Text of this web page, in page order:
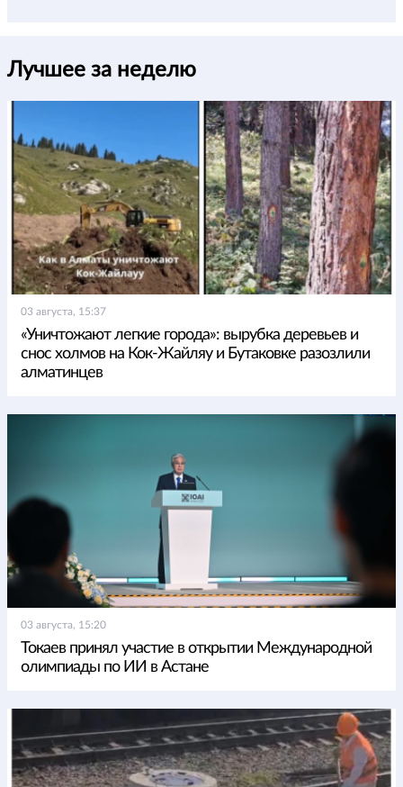
Лучшее за неделю
03 августа, 15:37
«Уничтожают легкие города»: вырубка деревьев и
снос холмов на Кок-Жайляу и Бутаковке разозлили
алматинцев
03 августа, 15:20
Токаев принял участие в открытии Международной
олимпиады по ИИ в Астане